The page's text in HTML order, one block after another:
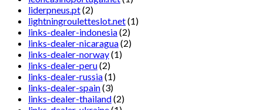
liderpneus.pt(2)
lightningrouletteslot.net(1)
links-dealer-indonesia(2)
links-dealer-nicaragua(2)
links-dealer-norway(1)
links-dealer-peru(2)
links-dealer-russia(1)
links-dealer-spain(3)
links-dealer-thailand(2)